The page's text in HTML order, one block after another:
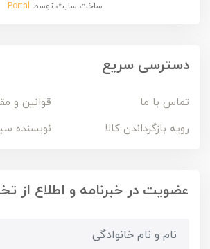
ساخت سایت توسط Portal
دسترسی سریع
تماس با ما
قوانین و
رویه بازگرداندن کالا
نویسنده
عضویت در خبرنامه و اطلاع از